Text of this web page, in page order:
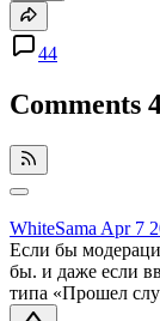
44
Comments
WhiteSama Apr 7
Если бы
бы. и даже если
типа «Прошел